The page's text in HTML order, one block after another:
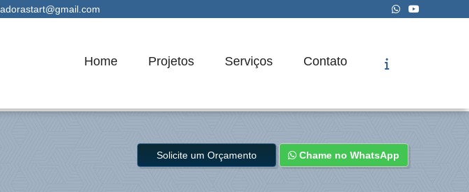
Home Projetos Serviços Contato
Solicite um Orçamento Chame no WhatsApp